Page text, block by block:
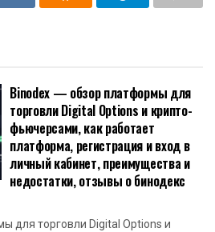
Binodex — обзор платформы для
торговли Digital Options и крипто-
фьючерсами, как работает
платформа, регистрация и вход в
личный кабинет, преимущества и
недостатки, отзывы о бинодекс
для торговли Digital Options и